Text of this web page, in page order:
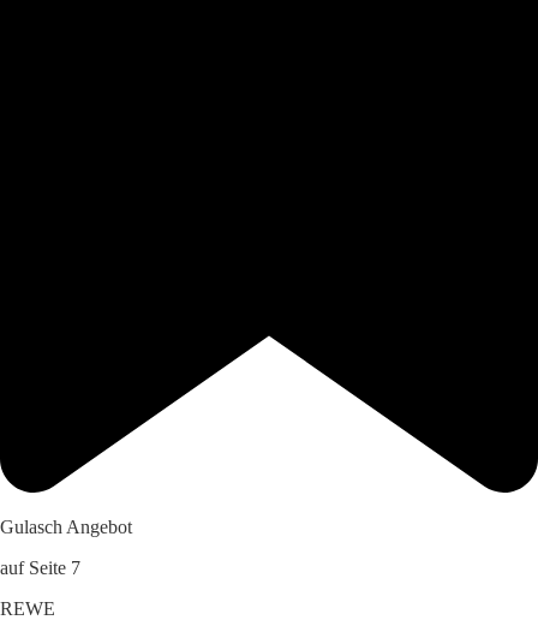
Gulasch Angebot
auf Seite 7
REWE